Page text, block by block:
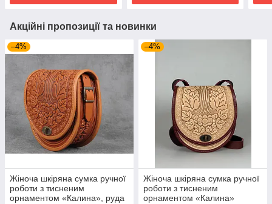
Акційні пропозиції та новинки
–4%
Жіноча шкіряна сумка ручної
роботи з тисненим
орнаментом «Калина», руда
–4%
Жіноча шкіряна сумка ручної
роботи з тисненим
орнаментом «Калина»